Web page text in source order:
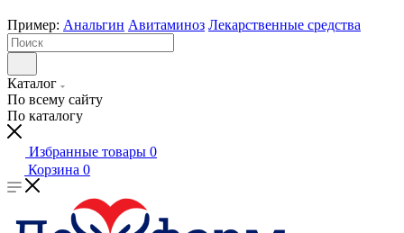
Пример: Анальгин Авитаминоз Лекарственные средства
Каталог
По всему сайту
По каталогу
Избранные товары 0
Корзина 0